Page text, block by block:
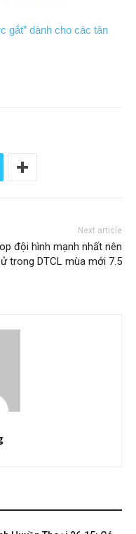
gắt” dành cho các tân
Next article
đội hình mạnh nhất nên
trong DTCL mùa mới 7.5